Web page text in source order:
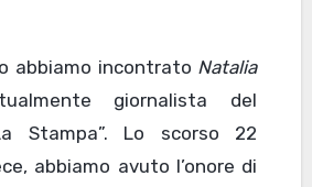
abbiamo incontrato Natalia
giornalista del
Stampa”. Lo scorso 22
abbiamo avuto l’onore di